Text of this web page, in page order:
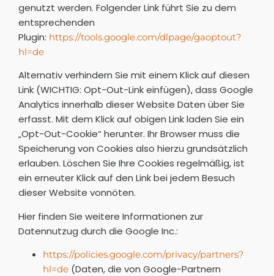
genutzt werden. Folgender Link führt Sie zu dem
entsprechenden
Plugin: https://tools.google.com/dlpage/gaoptout?
hl=de
Alternativ verhindern Sie mit einem Klick auf diesen
Link (WICHTIG: Opt-Out-Link einfügen), dass Google
Analytics innerhalb dieser Website Daten über Sie
erfasst. Mit dem Klick auf obigen Link laden Sie ein
„Opt-Out-Cookie“ herunter. Ihr Browser muss die
Speicherung von Cookies also hierzu grundsätzlich
erlauben. Löschen Sie Ihre Cookies regelmäßig, ist
ein erneuter Klick auf den Link bei jedem Besuch
dieser Website vonnöten.
Hier finden Sie weitere Informationen zur
Datennutzug durch die Google Inc.:
https://policies.google.com/privacy/partners?
hl=de (Daten, die von Google-Partnern